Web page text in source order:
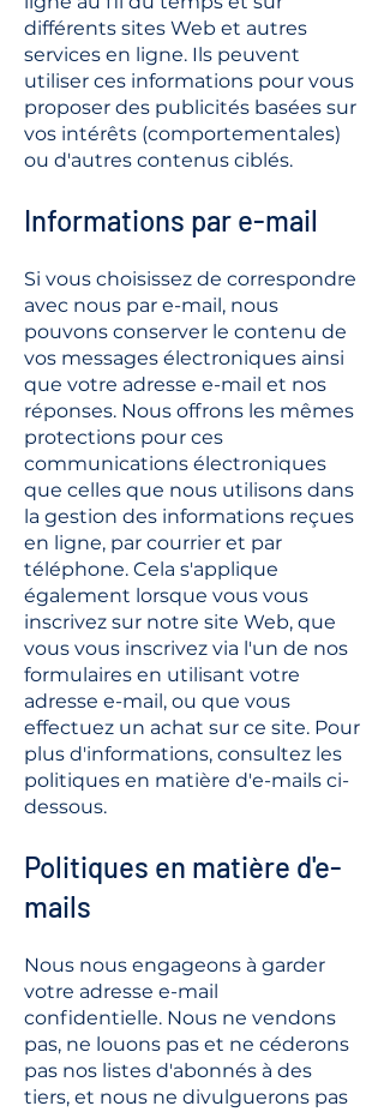
différents sites Web et autres
services en ligne. Ils peuvent
utiliser ces informations pour vous
proposer des publicités basées sur
vos intérêts (comportementales)
ou d'autres contenus ciblés.
Informations par e-mail
Si vous choisissez de correspondre
avec nous par e-mail, nous
pouvons conserver le contenu de
vos messages électroniques ainsi
que votre adresse e-mail et nos
réponses. Nous offrons les mêmes
protections pour ces
communications électroniques
que celles que nous utilisons dans
la gestion des informations reçues
en ligne, par courrier et par
téléphone. Cela s'applique
également lorsque vous vous
inscrivez sur notre site Web, que
vous vous inscrivez via l'un de nos
formulaires en utilisant votre
adresse e-mail, ou que vous
effectuez un achat sur ce site. Pour
plus d'informations, consultez les
politiques en matière d'e-mails ci-
dessous.
Politiques en matière d'e-
mails
Nous nous engageons à garder
votre adresse e-mail
confidentielle. Nous ne vendons
pas, ne louons pas et ne céderons
pas nos listes d'abonnés à des
tiers, et nous ne divulguerons pas